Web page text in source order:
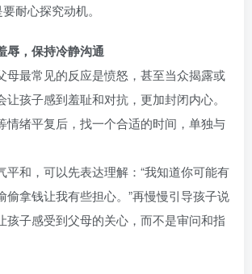
耐心探究动机。
辱，保持冷静沟通
母最常见的反应是愤怒，甚至当众揭露或
孩子感到羞耻和对抗，更加封闭内心。
情绪平复后，找一个合适的时间，单独与
平和，可以先表达理解：“我知道你可能有
偷拿钱让我有些担心。”再慢慢引导孩子说
孩子感受到父母的关心，而不是审问和指